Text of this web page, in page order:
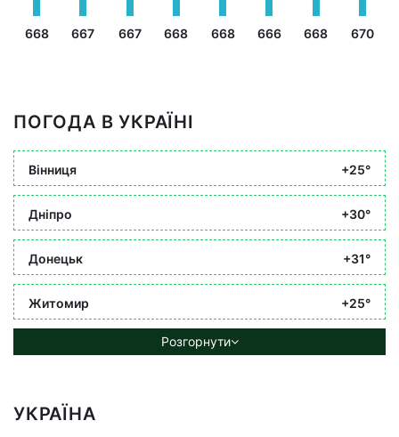
668 667 667 668 668 666 668 670
ПОГОДА В УКРАЇНІ
Вінниця +25°
Дніпро +30°
Донецьк +31°
Житомир +25°
Розгорнути
УКРАЇНА